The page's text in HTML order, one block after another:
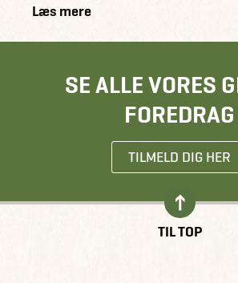
Læs mere
SE ALLE VORES
FOREDRAG
TILMELD DIG HER
TIL TOP